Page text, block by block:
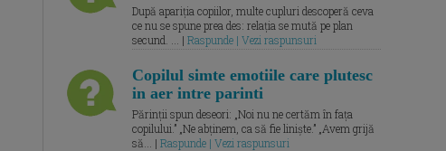
După apariția copiilor, multe cupluri descoperă ceva
ce nu se spune prea des: relația se mută pe plan
secund. ... | Raspunde | Vezi raspunsuri
Copilul simte emotiile care plutesc
in aer intre parinti
Părinții spun deseori: „Noi nu ne certăm în fața
copilului.” „Ne abținem, ca să fie liniște.” „Avem grijă
să... | Raspunde | Vezi raspunsuri